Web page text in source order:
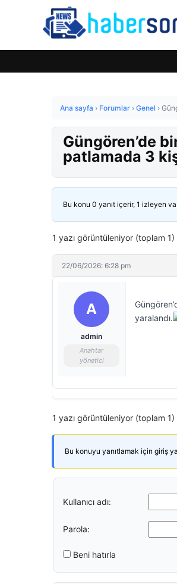
Ana sayfa › Forumlar › Genel ›
Güngören’de
patlamada 3
Bu konu 0 yanıt içerir, 1 izleyen
1 yazı görüntüleniyor (toplam 1)
22/06/2026: 6:28 pm
A
admin
Anahtar
yönetici
yaralandı.
1 yazı görüntüleniyor (toplam 1)
Bu konuyu yanıtlamak için giriş
Kullanıcı adı:
Parola:
Beni hatırla